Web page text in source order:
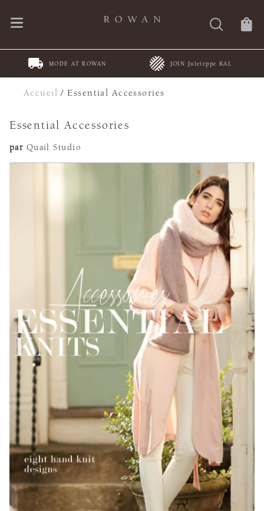
MODE AT ROWAN JOIN Juleteppe KAL
Accueil /Essential Accessories
Essential Accessories
par Quail Studio